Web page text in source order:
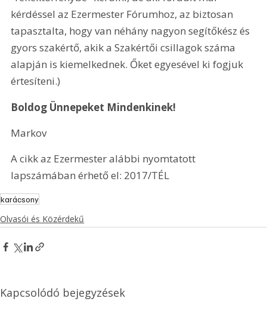
kérdéssel az Ezermester Fórumhoz, az biztosan
tapasztalta, hogy van néhány nagyon segítőkész és
gyors szakértő, akik a Szakértői csillagok száma
alapján is kiemelkednek. Őket egyesével ki fogjuk
értesíteni.)
Boldog Ünnepeket Mindenkinek!
Markov
A cikk az Ezermester alábbi nyomtatott
lapszámában érhető el: 2017/TÉL
karácsony
Olvasói és Közérdekű
Kapcsolódó bejegyzések